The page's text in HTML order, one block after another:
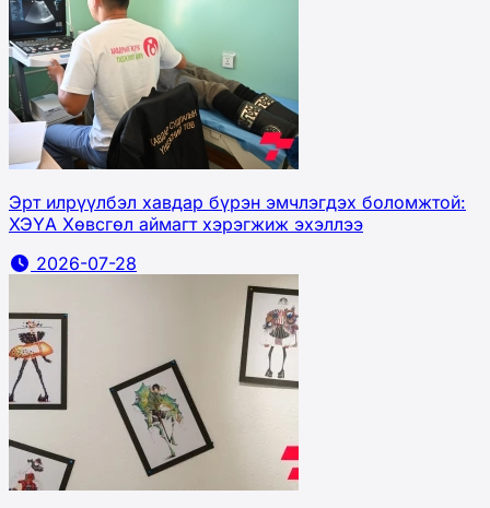
Эрт илрүүлбэл хавдар бүрэн эмчлэгдэх боломжтой:
ХЭҮА Хөвсгөл аймагт хэрэгжиж эхэллээ
2026-07-28